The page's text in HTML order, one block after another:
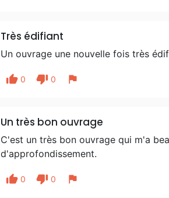
Très édifiant
Un ouvrage une nouvelle fois très
thumb_up 0 thumb_down 0 flag
Un très bon ouvrage
C'est un très bon ouvrage qui m'a
d'approfondissement.
thumb_up 0 thumb_down 0 flag